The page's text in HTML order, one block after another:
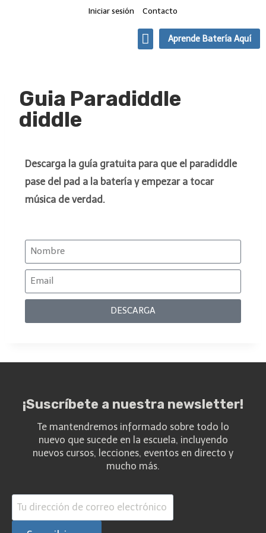
Iniciar sesión Contacto
Aprende Batería Aquí
Guia Paradiddle
diddle
Descarga la guía gratuita para que el paradiddle
pase del pad a la batería y empezar a tocar
música de verdad.
DESCARGA
¡Suscríbete a nuestra newsletter!
Te mantendremos informado sobre todo lo
nuevo que sucede en la escuela, incluyendo
nuevos cursos, lecciones, eventos en directo y
mucho más.